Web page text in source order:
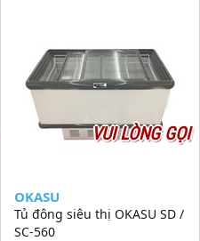
VUI LÒNG GỌI
OKASU
Tủ đông siêu thị OKASU SD /
SC-560